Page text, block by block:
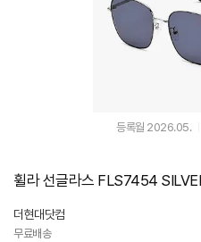
등록월 2026.05.
휠라 선글라스 FLS7454
더현대닷컴
무료배송